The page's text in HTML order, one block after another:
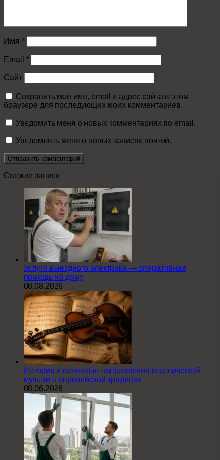
Имя *
Email *
Сайт
Сохранить моё имя, email и адрес сайта в этом
браузере для последующих моих комментариев.
Уведомить меня о новых комментариях по email.
Уведомлять меня о новых записях почтой.
Свежие записи
Услуги выездного электрика — оперативная
помощь на дому
08.08.2026
История и основные направления классической
музыки в европейской традиции
08.06.2026